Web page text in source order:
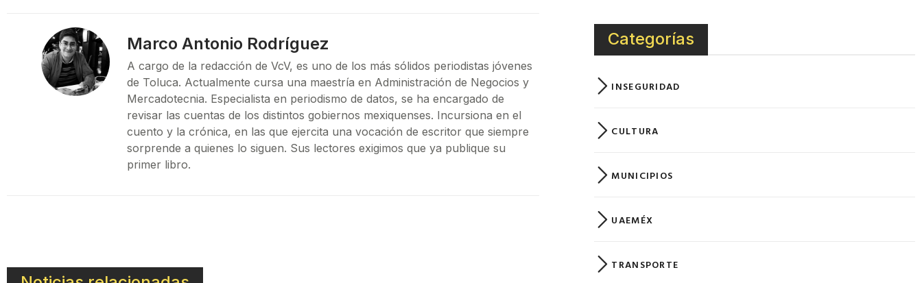
Marco Antonio Rodríguez
A cargo de la redacción de VcV, es uno de los más sólidos periodistas jóvenes
de Toluca. Actualmente cursa una maestría en Administración de Negocios y
Mercadotecnia. Especialista en periodismo de datos, se ha encargado de
revisar las cuentas de los distintos gobiernos mexiquenses. Incursiona en el
cuento y la crónica, en las que ejercita una vocación de escritor que siempre
sorprende a quienes lo siguen. Sus lectores exigimos que ya publique su
primer libro.
Categorías
INSEGURIDAD
CULTURA
MUNICIPIOS
UAEMÉX
TRANSPORTE